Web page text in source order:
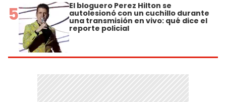
5 El bloguero Perez Hilton se
autolesionó con un cuchillo durante
una transmisión en vivo: qué dice el
reporte policial